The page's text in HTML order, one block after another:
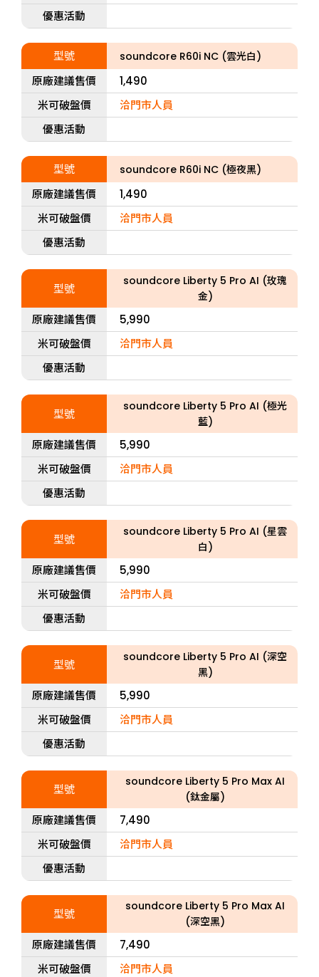
優惠活動
型號 soundcore R60i NC (雲光白)
原廠建議售價
1,490
米可破盤價
洽門市人員
優惠活動
型號 soundcore R60i NC (極夜黑)
原廠建議售價
1,490
米可破盤價
洽門市人員
優惠活動
型號
soundcore Liberty 5 Pro AI (玫瑰
金)
原廠建議售價
5,990
米可破盤價
洽門市人員
優惠活動
型號
soundcore Liberty 5 Pro AI (極光
藍)
原廠建議售價
5,990
米可破盤價
洽門市人員
優惠活動
型號
soundcore Liberty 5 Pro AI (星雲
白)
原廠建議售價
5,990
米可破盤價
洽門市人員
優惠活動
型號
soundcore Liberty 5 Pro AI (深空
黑)
原廠建議售價
5,990
米可破盤價
洽門市人員
優惠活動
型號
soundcore Liberty 5 Pro Max AI
(鈦金屬)
原廠建議售價
7,490
米可破盤價
洽門市人員
優惠活動
型號
soundcore Liberty 5 Pro Max AI
(深空黑)
原廠建議售價
7,490
米可破盤價
洽門市人員